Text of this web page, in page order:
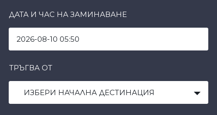
ДАТА И ЧАС НА ЗАМИНАВАНЕ
ТРЪГВА ОТ
ИЗБЕРИ НАЧАЛНА ДЕСТИНАЦИЯ